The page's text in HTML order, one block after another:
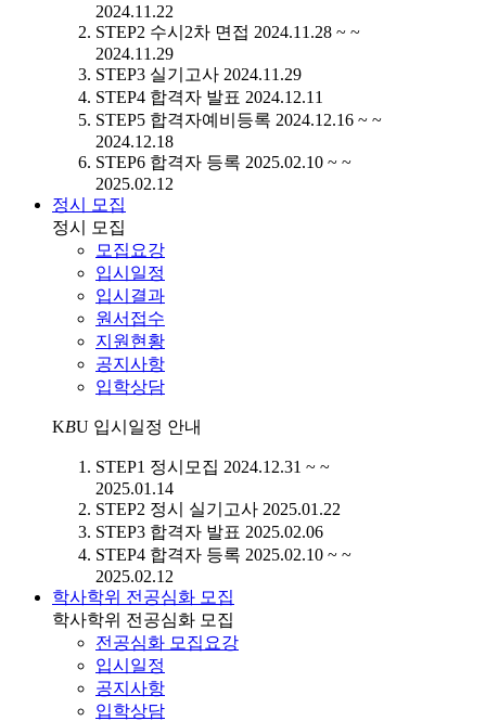
2024.11.22
STEP2 수시2차 면접 2024.11.28 ~ ~
2024.11.29
STEP3 실기고사 2024.11.29
STEP4 합격자 발표 2024.12.11
STEP5 합격자예비등록 2024.12.16 ~ ~
2024.12.18
STEP6 합격자 등록 2025.02.10 ~ ~
2025.02.12
정시 모집
정시 모집
모집요강
입시일정
입시결과
원서접수
지원현황
공지사항
입학상담
KBU 입시일정 안내
STEP1 정시모집 2024.12.31 ~ ~
2025.01.14
STEP2 정시 실기고사 2025.01.22
STEP3 합격자 발표 2025.02.06
STEP4 합격자 등록 2025.02.10 ~ ~
2025.02.12
학사학위 전공심화 모집
학사학위 전공심화 모집
전공심화 모집요강
입시일정
공지사항
입학상담